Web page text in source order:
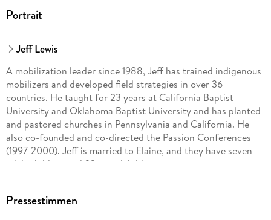
Portrait
Jeff Lewis
A mobilization leader since 1988, Jeff has trained indigenous
mobilizers and developed field strategies in over 36
countries. He taught for 23 years at California Baptist
University and Oklahoma Baptist University and has planted
and pastored churches in Pennsylvania and California. He
also co-founded and co-directed the Passion Conferences
(1997-2000). Jeff is married to Elaine, and they have seven
adult children and 22 grandchildren.
Pressestimmen